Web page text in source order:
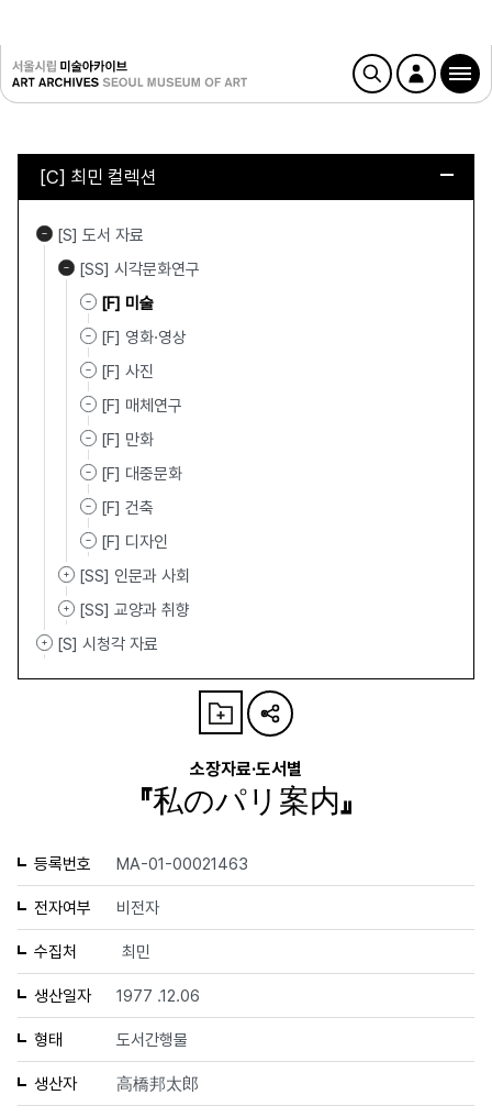
[C] 최민 컬렉션
[S] 도서 자료
[SS] 시각문화연구
[F] 미술
[F] 영화·영상
[F] 사진
[F] 매체연구
[F] 만화
[F] 대중문화
[F] 건축
[F] 디자인
[SS] 인문과 사회
[SS] 교양과 취향
[S] 시청각 자료
소장자료·도서별
『私のパリ案内』
등록번호 MA-01-00021463
전자여부 비전자
수집처 최민
생산일자 1977 .12.06
형태 도서간행물
생산자 高橋邦太郎